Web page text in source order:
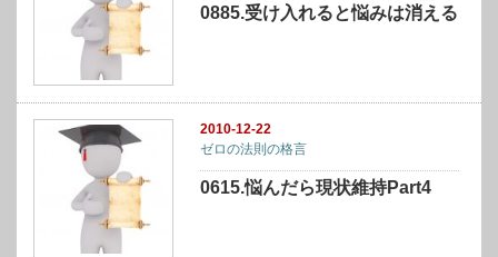
0885.受け入れると悩みは消える
2010-12-22
ゼロの法則の格言
0615.悩んだら現状維持Part4